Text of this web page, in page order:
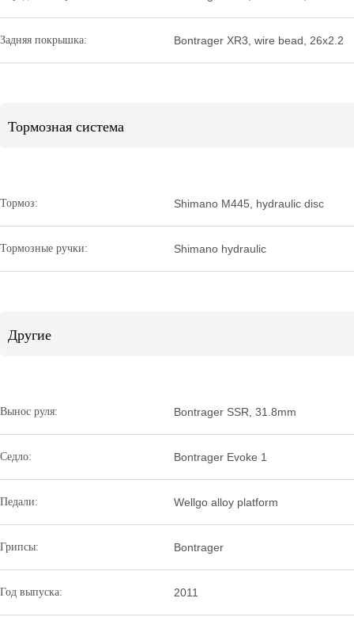
Задняя покрышка: Bontrager XR3, wire bead, 26x2.2
Тормозная система
Тормоз: Shimano M445, hydraulic disc
Тормозные ручки: Shimano hydraulic
Другие
Вынос руля: Bontrager SSR, 31.8mm
Седло: Bontrager Evoke 1
Педали: Wellgo alloy platform
Грипсы: Bontrager
Год выпуска: 2011